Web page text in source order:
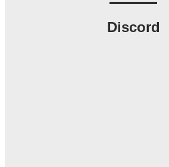
Discord